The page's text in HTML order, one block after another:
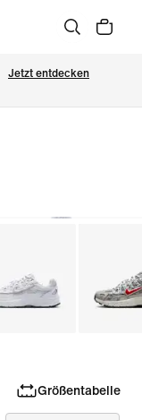
Jetzt entdecken
Größentabelle